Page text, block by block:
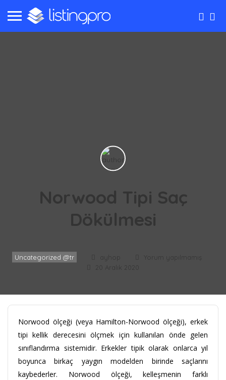
Norwood Tipi Saç
Dökülmesi
Uncategorized @tr ayhop
Yorum yapılmamış
20 Aralık 2020
Norwood ölçeği (veya Hamilton-Norwood ölçeği), erkek
tipi kellik derecesini ölçmek için kullanılan önde gelen
sınıflandırma sistemidir. Erkekler tipik olarak onlarca yıl
boyunca birkaç yaygın modelden birinde saçlarını
kaybederler. Norwood ölçeği, kelleşmenin farklı